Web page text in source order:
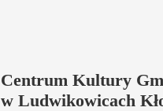
Centrum Kultury
w Ludwikowicach